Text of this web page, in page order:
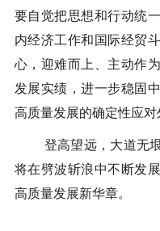
要自觉把思想和行动统
内经济工作和国际经贸
心，迎难而上、主动作
发展实绩，进一步稳固
高质量发展的确定性应对
登高望远，大道无垠
将在劈波斩浪中不断发
高质量发展新华章。